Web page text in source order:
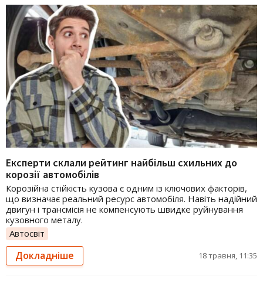
Експерти склали рейтинг найбільш схильних до
корозії автомобілів
Корозійна стійкість кузова є одним із ключових факторів,
що визначає реальний ресурс автомобіля. Навіть надійний
двигун і трансмісія не компенсують швидке руйнування
кузовного металу.
Автосвіт
Докладніше 18 травня, 11:35